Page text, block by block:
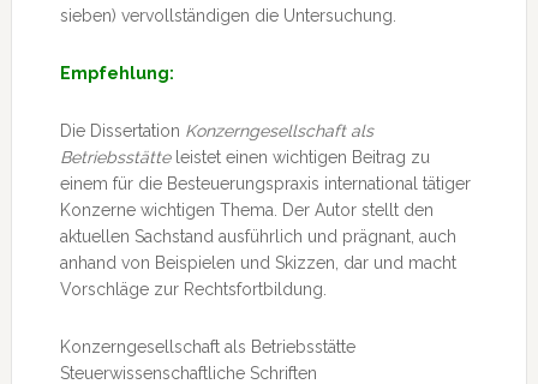
sieben) vervollständigen die Untersuchung.
Empfehlung:
Die Dissertation Konzerngesellschaft als
Betriebsstätteleistet einen wichtigen Beitrag zu
einem für die Besteuerungspraxis international tätiger
Konzerne wichtigen Thema. Der Autor stellt den
aktuellen Sachstand ausführlich und prägnant, auch
anhand von Beispielen und Skizzen, dar und macht
Vorschläge zur Rechtsfortbildung.
Konzerngesellschaft als Betriebsstätte
Steuerwissenschaftliche Schriften